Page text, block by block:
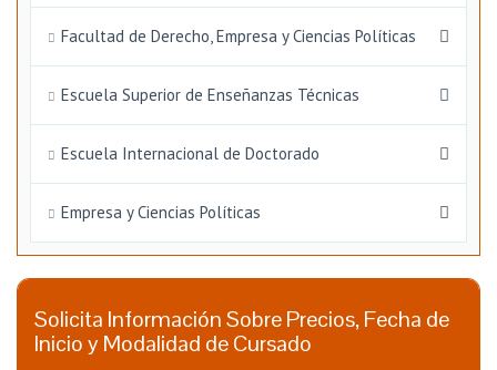
Facultad de Derecho, Empresa y Ciencias Políticas
Escuela Superior de Enseñanzas Técnicas
Escuela Internacional de Doctorado
Empresa y Ciencias Políticas
Solicita Información Sobre Precios, Fecha de
Inicio y Modalidad de Cursado